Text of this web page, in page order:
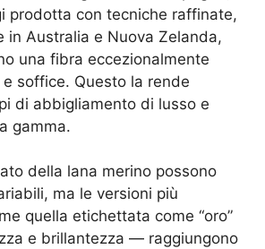
prodotta con tecniche raffinate,
in Australia e Nuova Zelanda,
una fibra eccezionalmente
soffice. Questo la rende
di abbigliamento di lusso e
gamma.
della lana merino possono
ma le versioni più
quella etichettata come “oro”
e brillantezza — raggiungono